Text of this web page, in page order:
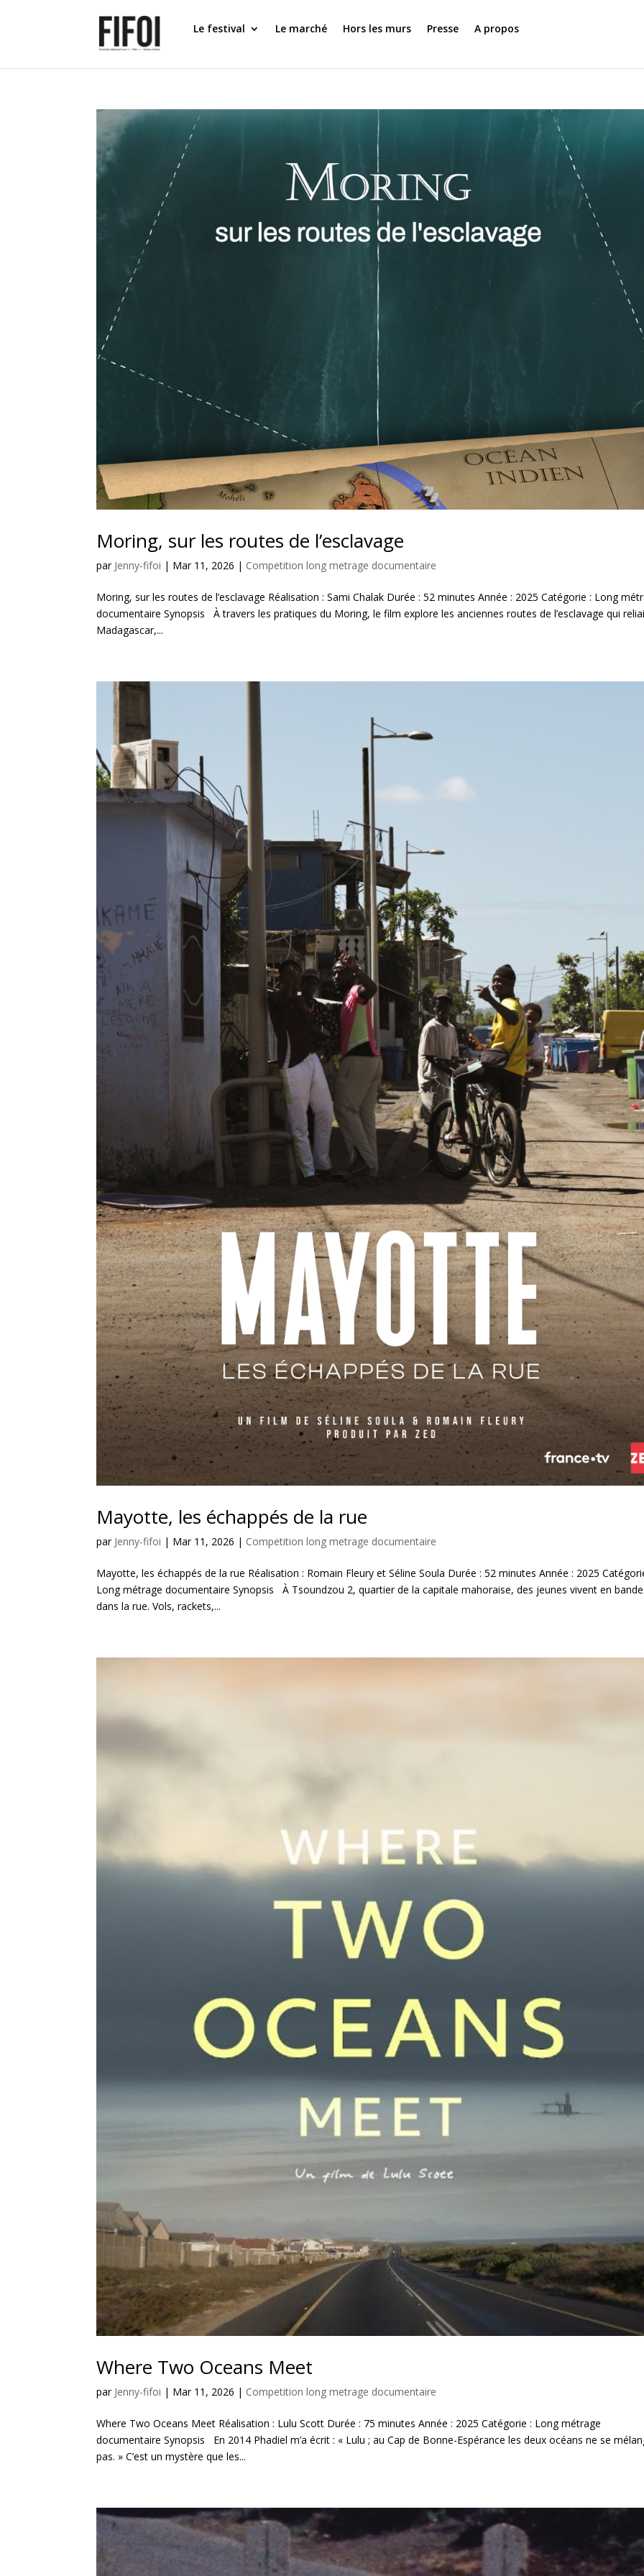
Le festival Le marché Hors les murs Presse A propos
Moring, sur les routes de l’esclavage
par Jenny-fifoi | Mar 11, 2026 | Competition long metrage documentaire
Moring, sur les routes de l’esclavage Réalisation : Sami Chalak Durée : 52 minutes Année : 2025 Catégorie : Long
documentaire Synopsis À travers les pratiques du Moring, le film explore les anciennes routes de l’esclavage qui
Madagascar,...
Mayotte, les échappés de la rue
par Jenny-fifoi | Mar 11, 2026 | Competition long metrage documentaire
Mayotte, les échappés de la rue Réalisation : Romain Fleury et Séline Soula Durée : 52 minutes Année : 2025
Long métrage documentaire Synopsis À Tsoundzou 2, quartier de la capitale mahoraise, des jeunes vivent en
dans la rue. Vols, rackets,...
Where Two Oceans Meet
par Jenny-fifoi | Mar 11, 2026 | Competition long metrage documentaire
Where Two Oceans Meet Réalisation : Lulu Scott Durée : 75 minutes Année : 2025 Catégorie : Long métrage
documentaire Synopsis En 2014 Phadiel m’a écrit : « Lulu ; au Cap de Bonne-Espérance les deux océans ne se
pas. » C’est un mystère que les...